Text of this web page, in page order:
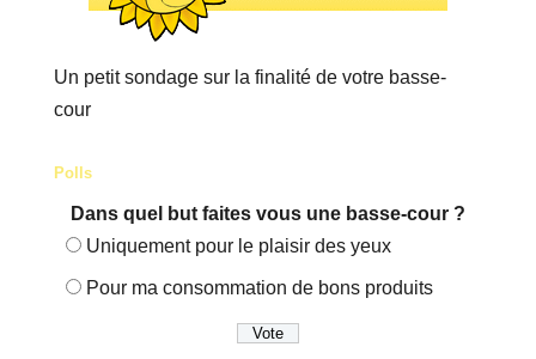
Un petit sondage sur la finalité de votre basse-
cour
Polls
Dans quel but faites vous une basse-cour ?
Uniquement pour le plaisir des yeux
Pour ma consommation de bons produits